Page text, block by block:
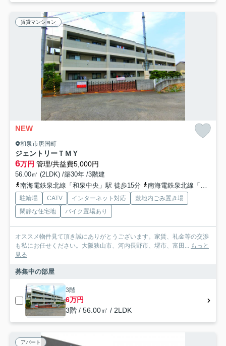
賃貸マンション
NEW
和泉市唐国町
ジェントリーＴＭＹ
6万円 管理/共益費5,000円
56.00㎡ (2LDK) /築30年 /3階建
南海電鉄泉北線「和泉中央」駅 徒歩15分
南海電鉄泉北線「光明池」駅 徒歩45分
駐輪場 CATV インターネット対応
敷地内ごみ置き場
閑静な住宅地
バイク置場あり
オススメ物件見て頂き誠にありがとうございます。家賃、礼金等の交渉
も私にお任せください。大阪狭山市、河内長野市、堺市、富田... もっと
見る
募集中の部屋
3階
6万円
3階 / 56.00㎡ / 2LDK
アパート